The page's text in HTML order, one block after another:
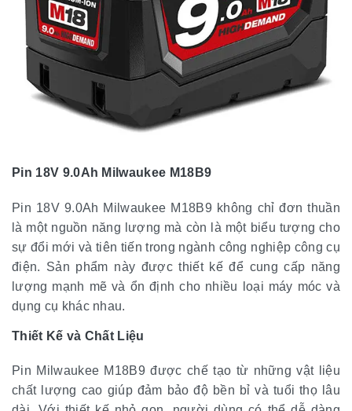
Pin 18V 9.0Ah Milwaukee M18B9
Pin 18V 9.0Ah Milwaukee M18B9 không chỉ đơn thuần
là một nguồn năng lượng mà còn là một biểu tượng cho
sự đổi mới và tiên tiến trong ngành công nghiệp công cụ
điện. Sản phẩm này được thiết kế để cung cấp năng
lượng mạnh mẽ và ổn định cho nhiều loại máy móc và
dụng cụ khác nhau.
Thiết Kế và Chất Liệu
Pin Milwaukee M18B9 được chế tạo từ những vật liệu
chất lượng cao giúp đảm bảo độ bền bỉ và tuổi thọ lâu